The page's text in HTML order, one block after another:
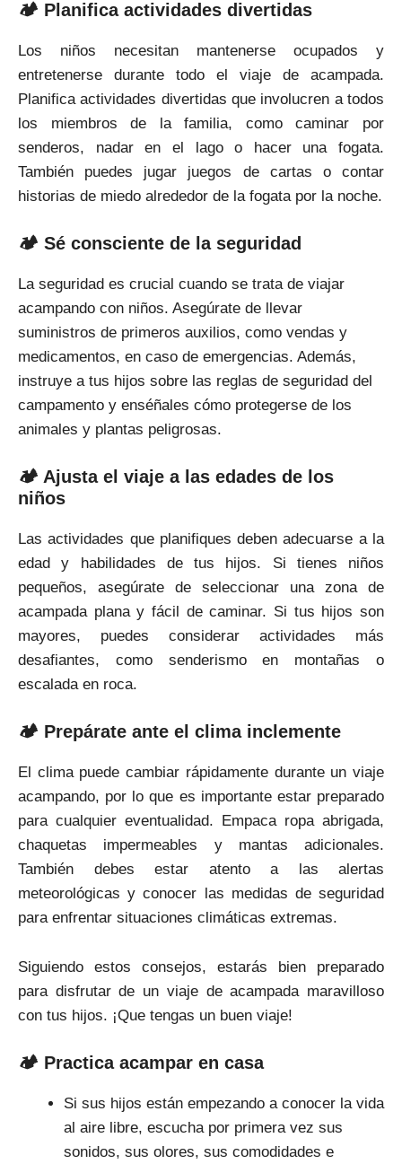
🏕 Planifica actividades divertidas
Los niños necesitan mantenerse ocupados y
entretenerse durante todo el viaje de acampada.
Planifica actividades divertidas que involucren a todos
los miembros de la familia, como caminar por
senderos, nadar en el lago o hacer una fogata.
También puedes jugar juegos de cartas o contar
historias de miedo alrededor de la fogata por la noche.
🏕 Sé consciente de la seguridad
La seguridad es crucial cuando se trata de viajar
acampando con niños. Asegúrate de llevar
suministros de primeros auxilios, como vendas y
medicamentos, en caso de emergencias. Además,
instruye a tus hijos sobre las reglas de seguridad del
campamento y enséñales cómo protegerse de los
animales y plantas peligrosas.
🏕 Ajusta el viaje a las edades de los
niños
Las actividades que planifiques deben adecuarse a la
edad y habilidades de tus hijos. Si tienes niños
pequeños, asegúrate de seleccionar una zona de
acampada plana y fácil de caminar. Si tus hijos son
mayores, puedes considerar actividades más
desafiantes, como senderismo en montañas o
escalada en roca.
🏕 Prepárate ante el clima inclemente
El clima puede cambiar rápidamente durante un viaje
acampando, por lo que es importante estar preparado
para cualquier eventualidad. Empaca ropa abrigada,
chaquetas impermeables y mantas adicionales.
También debes estar atento a las alertas
meteorológicas y conocer las medidas de seguridad
para enfrentar situaciones climáticas extremas.
Siguiendo estos consejos, estarás bien preparado
para disfrutar de un viaje de acampada maravilloso
con tus hijos. ¡Que tengas un buen viaje!
🏕 Practica acampar en casa
Si sus hijos están empezando a conocer la vida
al aire libre, escucha por primera vez sus
sonidos, sus olores, sus comodidades e